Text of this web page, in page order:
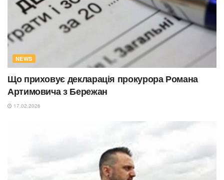
NEWS
Що приховує декларація прокурора Романа
Артимовича з Бережан
17.02.2026